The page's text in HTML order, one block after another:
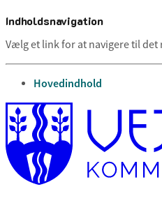
Indholdsnavigation
Vælg et link for at navigere til
gå til
Hovedindhold